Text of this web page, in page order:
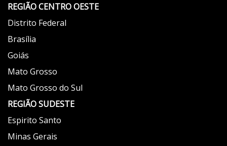
REGIÃOCENTRO OESTE
Distrito Federal
Brasília
Goiás
Mato Grosso
Mato Grosso do Sul
REGIÃOSUDESTE
Espirito Santo
Minas Gerais